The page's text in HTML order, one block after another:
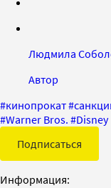
Людмила
Автор
#кинопрокат#
#Warner Bros. #Disney
Подписаться
Информация: